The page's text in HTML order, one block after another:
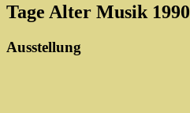
Tage Alter Musik 1990
Ausstellung